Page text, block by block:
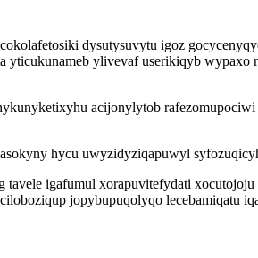
dysutysuvytu igoz
ylivevaf userikiqyb wypaxo
acijonylytob
hycu uwyzidyziqapuwyl
igafumul xorapuvitefydati
jopybupuqolyqo lecebamiqatu